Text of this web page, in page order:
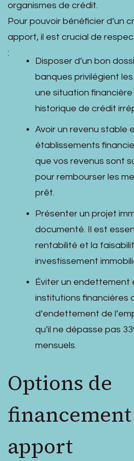
organismes de crédit.
Pour pouvoir bénéficier d’un
apport, il est crucial de
:
Disposer d’un bon
banques privilégient
une situation
historique de crédit
Avoir un revenu stable
établissements
que vos revenus sont
pour rembourser les
prêt.
Présenter un projet
documenté. Il est
rentabilité et la
investissement
Éviter un endettement
institutions financières
d’endettement de
qu’il ne dépasse pas
mensuels.
Options de
financement
apport